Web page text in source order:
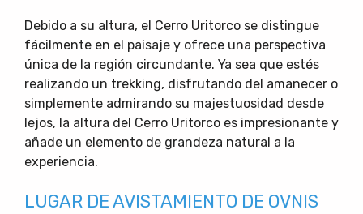
Debido a su altura, el Cerro Uritorco se distingue
fácilmente en el paisaje y ofrece una perspectiva
única de la región circundante. Ya sea que estés
realizando un trekking, disfrutando del amanecer o
simplemente admirando su majestuosidad desde
lejos, la altura del Cerro Uritorco es impresionante y
añade un elemento de grandeza natural a la
experiencia.
LUGAR DE AVISTAMIENTO DE OVNIS